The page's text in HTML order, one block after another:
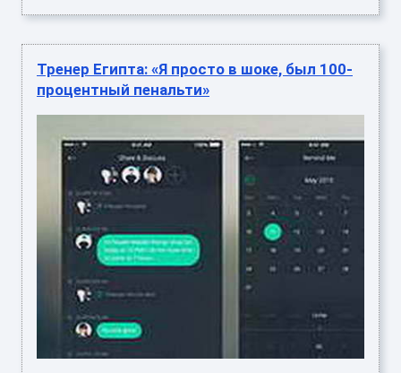
Тренер Египта: «Я просто в шоке, был 100-
процентный пенальти»